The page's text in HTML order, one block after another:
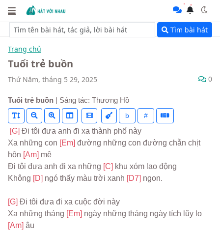
Tìm bài hát
Trang chủ
Tuổi trẻ buồn
Thứ Năm, tháng 5 29, 2025 0
Tuổi trẻ buồn | Sáng tác: Thương Hồ
b #
[G] Đi tôi đưa anh đi xa thành phố này
Xa những con [Em] đường những con đường chằn chịt
hôn [Am] mê
Đi tôi đưa anh đi xa những [C] khu xóm lao động
Không [D] ngó thấy màu trời xanh [D7] ngon.
[G] Đi tôi đưa đi xa cuộc đời này
Xa những tháng [Em]
[Am] âu